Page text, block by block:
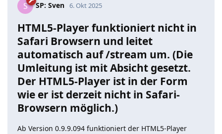
S SP: Sven 6. Okt 2025
HTML5-Player funktioniert nicht in
Safari Browsern und leitet
automatisch auf /stream um. (Die
Umleitung ist mit Absicht gesetzt.
Der HTML5-Player ist in der Form
wie er ist derzeit nicht in Safari-
Browsern möglich.)
Ab Version 0.9.9.094 funktioniert der HTML5-Player